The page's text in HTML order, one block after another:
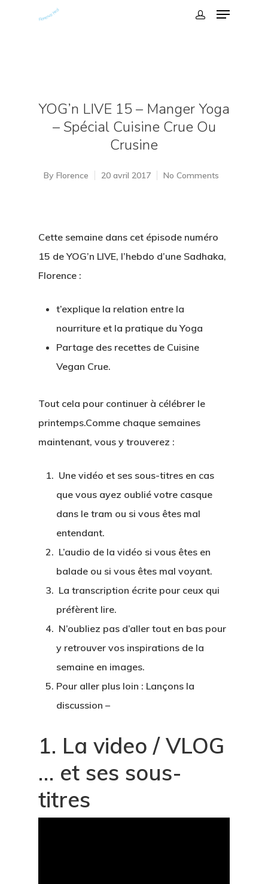
Hit enter to search or ESC to close
YOG’n LIVE 15 – Manger Yoga
– Spécial Cuisine Crue Ou
Crusine
By Florence 20 avril 2017 No Comments
Cette semaine dans cet épisode numéro
15 de YOG’n LIVE, l’hebdo d’une Sadhaka,
Florence :
t’explique la relation entre la
nourriture et la pratique du Yoga
Partage des recettes de Cuisine
Vegan Crue.
Tout cela pour continuer à célébrer le
printemps.Comme chaque semaines
maintenant, vous y trouverez :
Une vidéo et ses sous-titres en cas
que vous ayez oublié votre casque
dans le tram ou si vous êtes mal
entendant.
L’audio de la vidéo si vous êtes en
balade ou si vous êtes mal voyant.
La transcription écrite pour ceux qui
préfèrent lire.
N’oubliez pas d’aller tout en bas pour
y retrouver vos inspirations de la
semaine en images.
Pour aller plus loin : Lançons la
discussion –
1. La video / VLOG
… et ses sous-
titres